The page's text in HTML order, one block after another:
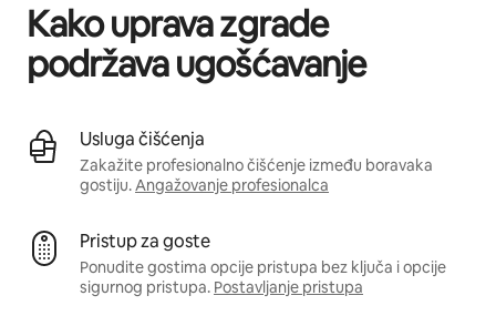
Kako uprava zgrade
podržava ugošćavanje
Usluga čišćenja
Zakažite profesionalno čišćenje između boravaka
gostiju.Angažovanje profesionalca
Pristup za goste
Ponudite gostima opcije pristupa bez ključa i opcije
sigurnog pristupa. Postavljanje pristupa